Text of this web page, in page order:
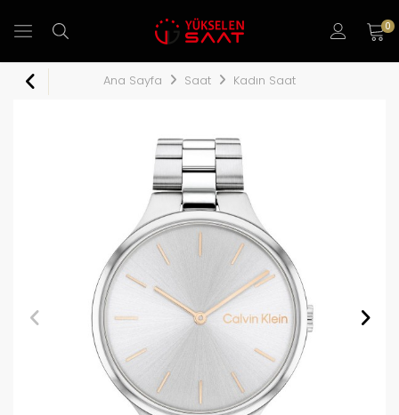
0
Ana Sayfa Saat Kadın Saat